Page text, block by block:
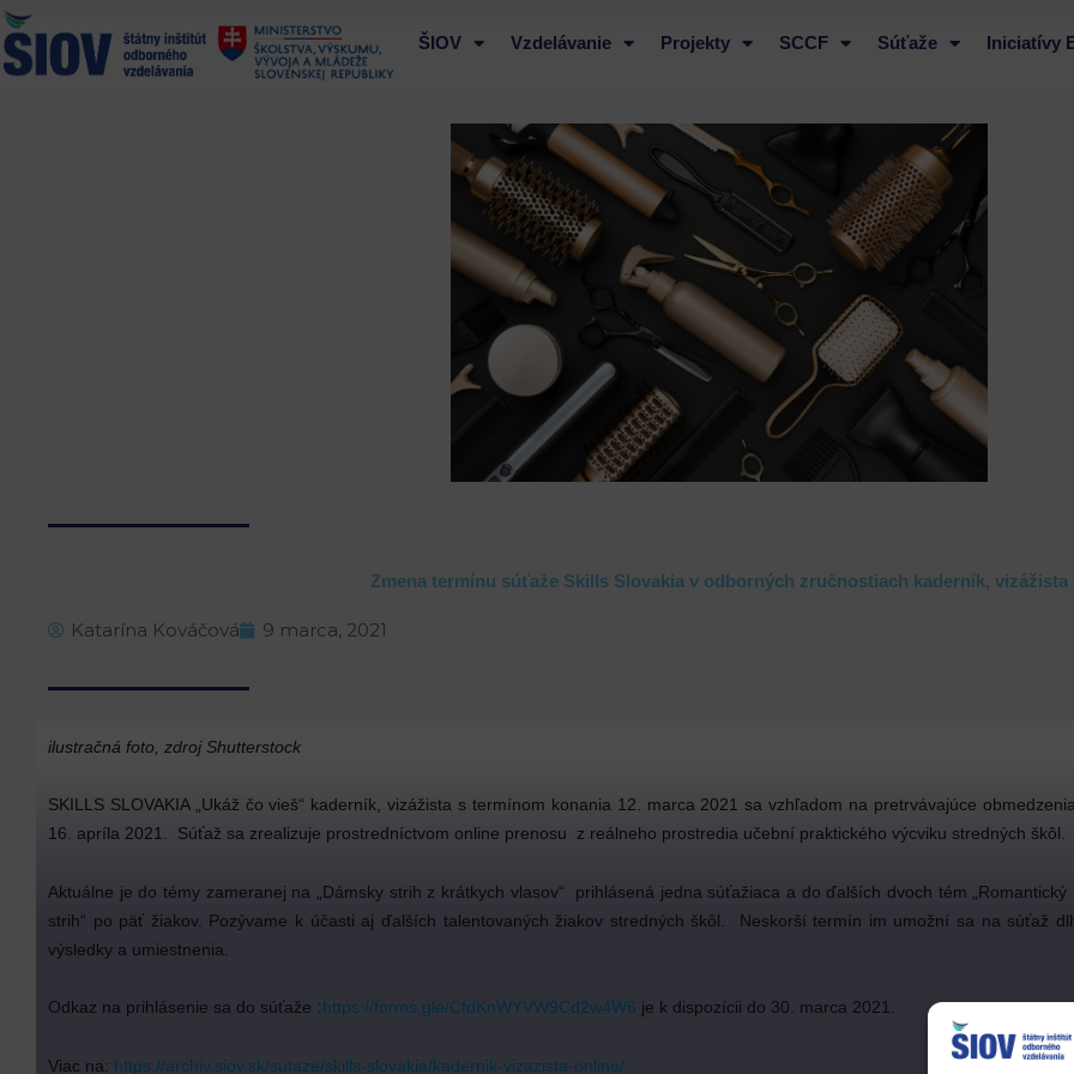
Preskočiť
na
obsah
ŠIOV Vzdelávanie Projekty SCCF Súťaže Iniciatívy
Zmena termínu súťaže Skills Slovakia v odborných zručnostiach kaderník, vizážista
Katarína Kováčová 9 marca, 2021
ilustračná foto, zdroj Shutterstock
SKILLS SLOVAKIA „Ukáž čo vieš“ kaderník, vizážista s termínom konania 12. marca 2021 sa vzhľadom na pretrvávajúce
16. apríla 2021. Súťaž sa zrealizuje prostredníctvom online prenosu z reálneho prostredia učební praktického výcviku
Aktuálne je do témy zameranej na „Dámsky strih z krátkych vlasov“ prihlásená jedna súťažiaca a do ďalších dvoch tém „Romantický
strih“ po päť žiakov. Pozývame k účasti aj ďalších talentovaných žiakov stredných škôl. Neskorší termín im umožní sa na súťaž
výsledky a umiestnenia.
Odkaz na prihlásenie sa do súťaže :https://forms.gle/CfdKnWYVW9Cd2w4W6 je k dispozícii do 30. marca 2021.
Viac na: https://archiv.siov.sk/sutaze/skills-slovakia/kadernik-vizazista-online/